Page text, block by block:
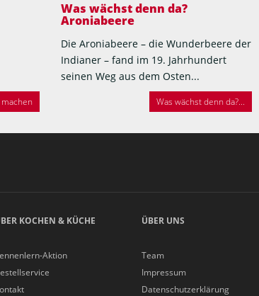
Was wächst denn da?
Aroniabeere
Die Aroniabeere – die Wunderbeere der
Indianer – fand im 19. Jahrhundert
seinen Weg aus dem Osten...
Was wächst denn da?...
KOCHEN & KÜCHE
Aktion
ÜBER UNS
Team
Impressum
Datenschutzerklärung